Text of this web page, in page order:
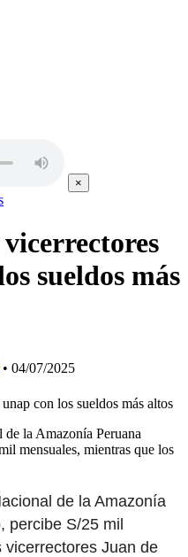
×
sueldos más
• 04/07/2025
la Amazonía Peruana
mensuales, mientras que los
de la Amazonía
percibe S/25 mil
vicerrectores Juan de